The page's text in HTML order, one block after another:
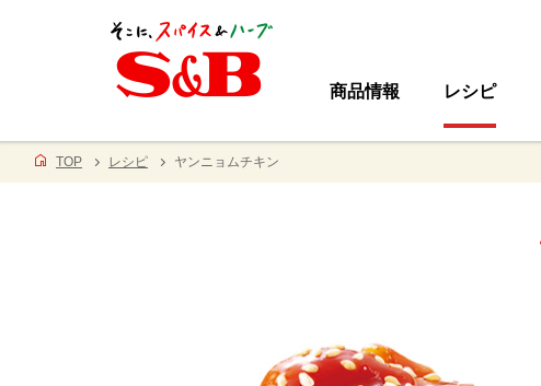
商品情報 レシピ
TOP レシピ ヤンニョムチキン